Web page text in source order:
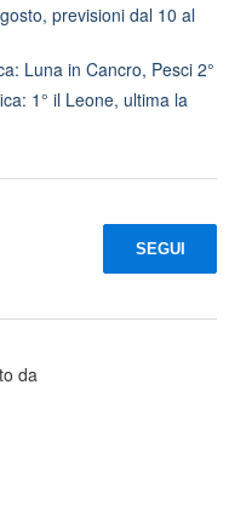
previsioni dal 10 al
Luna in Cancro, Pesci 2°
1° il Leone, ultima la
SEGUI
da